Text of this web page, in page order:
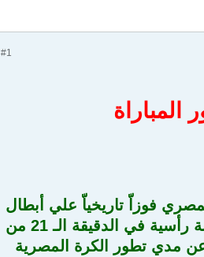
#1
فوزاّ تاريخياّ علي أبطال
العالم المنتخب الايطالي بهدف نظيف سجله محمد حمص قائد الإسماعيلية بضربة رأسية في الدقيقة الـ 21 من
عن مدي تطور الكرة المصرية